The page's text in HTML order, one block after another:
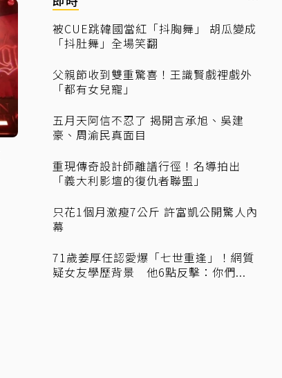
被CUE跳韓國當紅「抖胸舞」 胡瓜變成
「抖肚舞」全場笑翻
父親節收到雙重驚喜！王識賢戲裡戲外
「都有女兒寵」
五月天阿信不忍了 揭開言承旭、吳建
豪、周渝民真面目
重現傳奇設計師離譜行徑！名導拍出
「義大利影壇的復仇者聯盟」
只花1個月激瘦7公斤 許富凱公開驚人內
幕
71歲姜厚任認愛爆「七世重逢」！網質
疑女友學歷背景 他6點反擊：你們...